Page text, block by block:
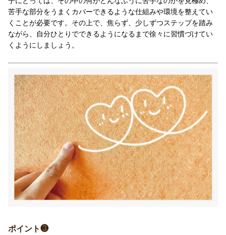
苦手な部分をうまくカバーできるような仕組みや環境を整えてい
くことが必要です。その上で、焦らず、少しずつステップを踏み
ながら、自分ひとりでできるようになるまで徐々に習慣づけてい
くようにしましょう。
ポイント❸